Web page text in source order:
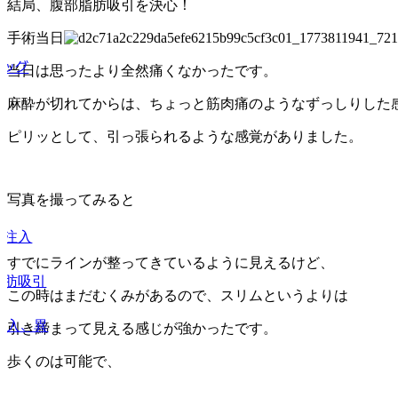
グ
入
吸引
入、異
結局、腹部脂肪吸引を決心！
手術当日
当日は思ったより全然痛くなかったです。
麻酔が切れてからは、ちょっと筋肉痛のようなずっしりした
ピリッとして、引っ張られるような感覚がありました。
写真を撮ってみると
すでにラインが整ってきているように見えるけど、
この時はまだむくみがあるので、スリムというよりは
引き締まって見える感じが強かったです。
歩くのは可能で、